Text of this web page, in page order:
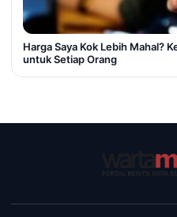
Harga Saya Kok Lebih Mahal?
untuk Setiap Orang